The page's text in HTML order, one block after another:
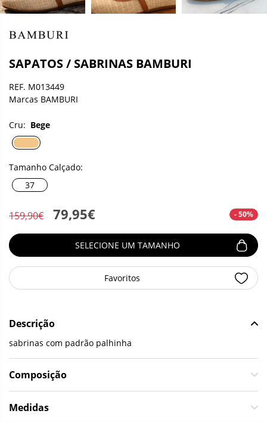
SAPATOS / SABRINAS BAMBURI
REF. M013449
Marcas BAMBURI
Cru: Bege
Tamanho Calçado:
37
159,90€ 79,95€ - 50%
SELECIONE UM TAMANHO
Favoritos
Descrição
sabrinas com padrão palhinha
Composição
Medidas